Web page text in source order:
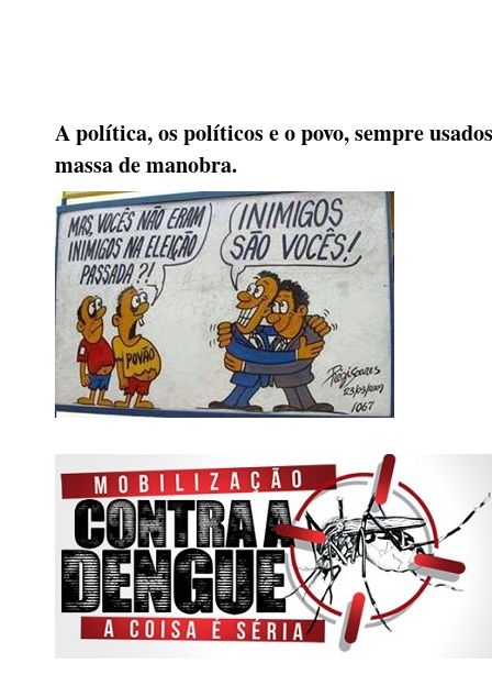
A política, os políticos e o povo, sempre
massa de manobra.